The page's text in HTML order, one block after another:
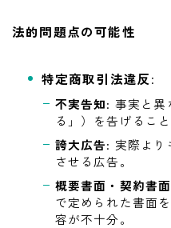
法的問題点の可能性
特定商取引法違反:
不実告知: 事実と異
る」）を告げること
誇大広告: 実際より
させる広告。
概要書面・契約書
で定められた書面
容が不十分。